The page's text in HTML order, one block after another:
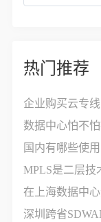
热门推荐
数据中心怕不怕
国内有哪些使
MPLS是二层技
在上海数据中
深圳跨省